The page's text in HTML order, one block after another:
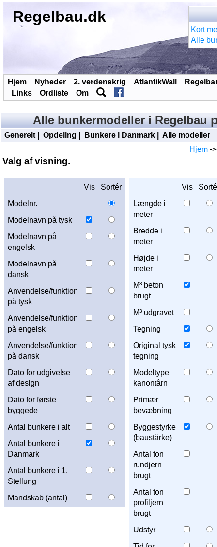
Regelbau.dk
Kort
Alle
Hjem Nyheder 2. verdenskrig AtlantikWall
Links
Ordliste Om
Alle bunkermodeller i Regelbau
Generelt Opdeling Bunkere i Danmark
Alle modeller
Hjem -
Valg af visning.
Vis
Sortér
Modelnr.
Modelnavn på tysk
Modelnavn på
engelsk
Modelnavn på
dansk
Anvendelse/funktion
på tysk
Anvendelse/funktion
på engelsk
Anvendelse/funktion
på dansk
Dato for udgivelse
af design
Dato for første
byggede
Antal bunkere i alt
Antal bunkere i
Danmark
Antal bunkere i 1.
Stellung
Mandskab (antal)
Vis
Længde i
meter
Bredde i
meter
Højde i
meter
M³ beton
brugt
M³ udgravet
Tegning
Original tysk
tegning
Modeltype
kanontårn
Primær
bevæbning
Byggestyrke
(baustärke)
Antal ton
rundjern
brugt
Antal ton
profiljern
brugt
Udstyr